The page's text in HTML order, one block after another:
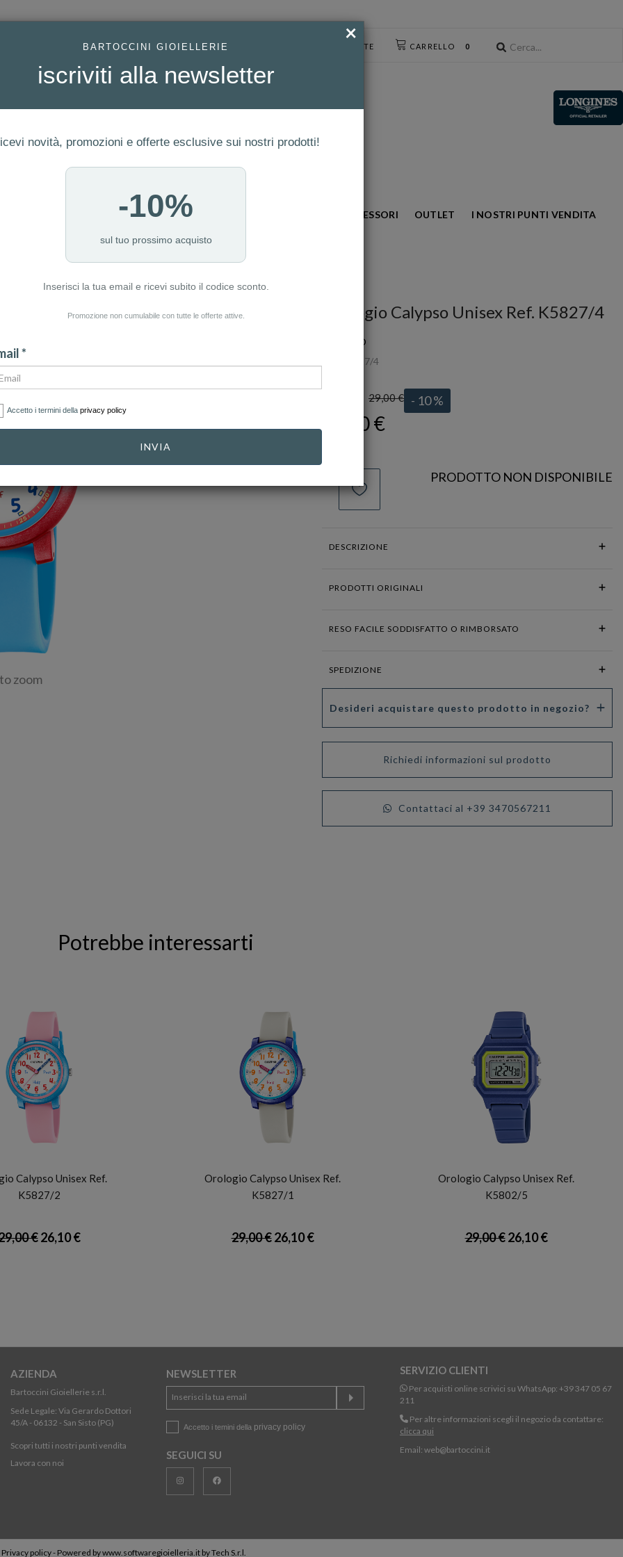
CARRELLO 0
ACCESSO UTENTE
GIOIELLI MODA OROLOGI ACCESSORI OUTLET I NOSTRI PUNTI VENDITA
zoom
Orologio Calypso Unisex Ref. K5827/4
CALYPSO
K5827/4
29,00 € - 10 %
26,10 €
PRODOTTO NON DISPONIBILE
DESCRIZIONE
PRODOTTI ORIGINALI
RESO FACILE SODDISFATTO O RIMBORSATO
SPEDIZIONE
Desideri acquistare questo prodotto in negozio?
Richiedi informazioni sul prodotto
Contattaci al +39 3470567211
Potrebbe interessarti
Calypso Unisex Ref.
K5827/2
€26,10 €
Orologio Calypso Unisex Ref.
K5827/1
29,00 €26,10 €
Orologio Calypso Unisex Ref.
K5802/5
29,00 €26,10 €
AZIENDA
Bartoccini Gioiellerie s.r.l.
Sede Legale: Via Gerardo Dottori
45/A - 06132 - San Sisto (PG)
Scopri tutti i nostri punti vendita
Lavora con noi
NEWSLETTER
Accetto i temini della privacy policy
SEGUICI SU
SERVIZIO CLIENTI
Per acquisti online scrivici su WhatsApp: +39 347 05 67
211
Per altre informazioni scegli il negozio da contattare:
clicca qui
Email: web@bartoccini.it
Privacy policy- Powered bywww.softwaregioielleria.it byTech S.r.l.
×
BARTOCCINI GIOIELLERIE
iscriviti alla newsletter
novità, promozioni e offerte esclusive sui nostri prodotti!
-10%
sul tuo prossimo acquisto
Inserisci la tua email e ricevi subito il codice sconto.
Promozione non cumulabile con tutte le offerte attive.
*
Accetto i termini della privacy policy
INVIA